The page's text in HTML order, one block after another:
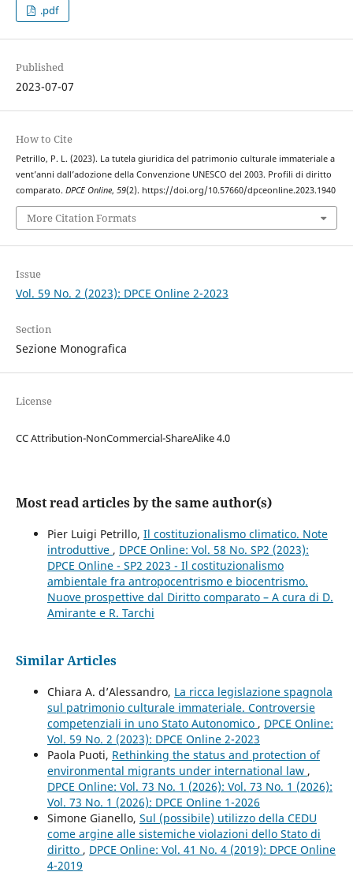
.pdf
Published
2023-07-07
How to Cite
Petrillo, P. L. (2023). La tutela giuridica del patrimonio culturale immateriale a
vent’anni dall’adozione della Convenzione UNESCO del 2003. Profili di diritto
comparato. DPCE Online, 59(2). https://doi.org/10.57660/dpceonline.2023.1940
More Citation Formats
Issue
Vol. 59 No. 2 (2023): DPCE Online 2-2023
Section
Sezione Monografica
License
CC Attribution-NonCommercial-ShareAlike 4.0
Most read articles by the same author(s)
Pier Luigi Petrillo, Il costituzionalismo climatico. Note
introduttive , DPCE Online: Vol. 58 No. SP2 (2023):
DPCE Online - SP2 2023 - Il costituzionalismo
ambientale fra antropocentrismo e biocentrismo.
Nuove prospettive dal Diritto comparato – A cura di D.
Amirante e R. Tarchi
Similar Articles
Chiara A. d’Alessandro, La ricca legislazione spagnola
sul patrimonio culturale immateriale. Controversie
competenziali in uno Stato Autonomico , DPCE Online:
Vol. 59 No. 2 (2023): DPCE Online 2-2023
Paola Puoti, Rethinking the status and protection of
environmental migrants under international law ,
DPCE Online: Vol. 73 No. 1 (2026): Vol. 73 No. 1 (2026):
Vol. 73 No. 1 (2026): DPCE Online 1-2026
Simone Gianello, Sul (possibile) utilizzo della CEDU
come argine alle sistemiche violazioni dello Stato di
diritto , DPCE Online: Vol. 41 No. 4 (2019): DPCE Online
4-2019